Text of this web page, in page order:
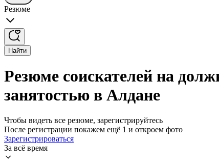
Резюме
Найти
Резюме соискателей на
занятостью в Алдане
Чтобы видеть все резюме, зарегистрируйтесь
После регистрации покажем ещё 1 и откроем фото
Зарегистрироваться
За всё время